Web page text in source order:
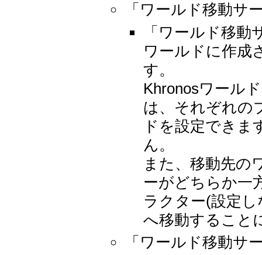
「ワールド移動サ
「ワールド移
ワールドに作成
す。
Khronosワール
は、それぞれの
ドを設定できま
ん。
また、移動先の
ーがどちらか一
ラクター(設定
へ移動すること
「ワールド移動サ